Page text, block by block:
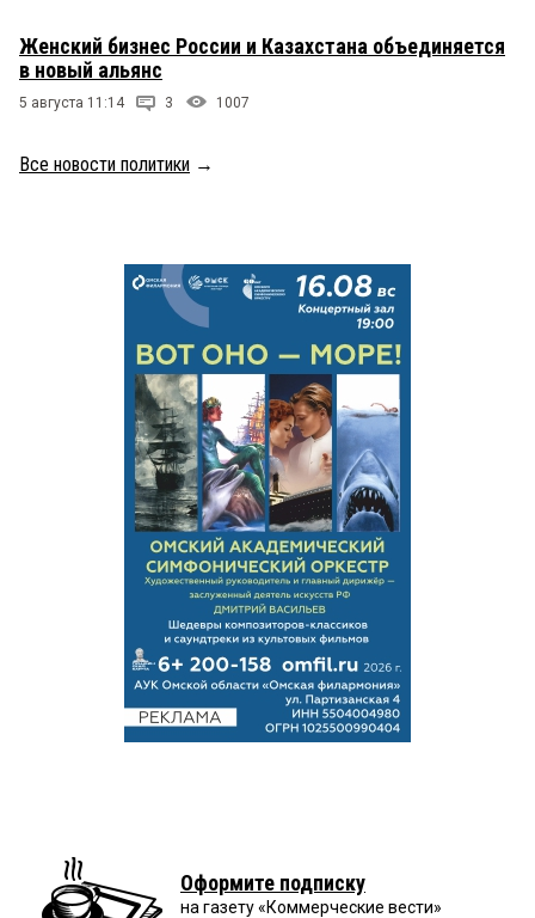
Женский бизнес России и Казахстана объединяется
в новый альянс
5 августа 11:14 3 1007
Все новости политики →
Оформите подписку
на газету «Коммерческие вести»